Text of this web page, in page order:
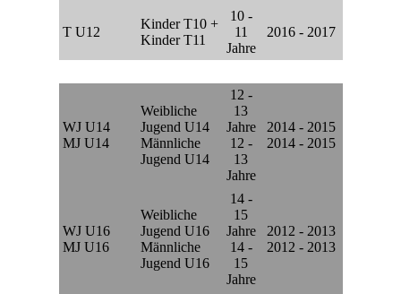
T U12
Kinder T10 +
Kinder T11
10 -
11
Jahre
2016 - 2017
WJ U14
MJ U14
Weibliche
Jugend U14
Männliche
Jugend U14
12 -
13
Jahre
12 -
13
Jahre
2014 - 2015
2014 - 2015
WJ U16
MJ U16
Weibliche
Jugend U16
Männliche
Jugend U16
14 -
15
Jahre
14 -
15
Jahre
2012 - 2013
2012 - 2013